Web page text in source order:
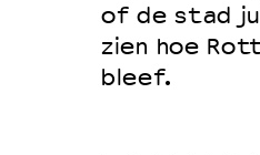
of de stad
zien hoe
bleef.